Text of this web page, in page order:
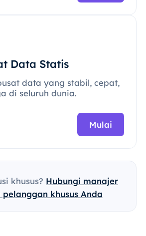
Data Statis
data yang stabil, cepat,
di seluruh dunia.
Mulai
khusus? Hubungi manajer
khusus Anda